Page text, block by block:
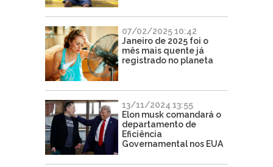
07/02/2025 10:42
Janeiro de 2025 foi o
mês mais quente já
registrado no planeta
13/11/2024 13:55
Elon musk comandará o
departamento de
Eficiência
Governamental nos EUA